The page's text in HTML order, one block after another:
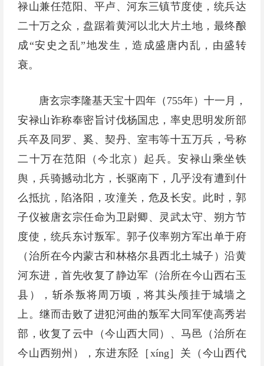
禄山兼任范阳、平卢、河东三镇节度使，统兵达
二十万之众，盘踞着黄河以北大片土地，最终酿
成“安史之乱”地发生，造成盛唐内乱，由盛转
衰。
唐玄宗李隆基天宝十四年（755年）十一月，
安禄山诈称奉密旨讨伐杨国忠，率史思明发所部
兵卒及同罗、奚、契丹、室韦等十五万兵，号称
二十万在范阳（今北京）起兵。安禄山乘坐铁
舆，兵骑撼动北方，长驱南下，几乎没有遭到什
么抵抗，陷洛阳，攻潼关，危及长安。此时，郭
子仪被唐玄宗任命为卫尉卿、灵武太守、朔方节
度使，统兵东讨叛军。郭子仪率朔方军出单于府
（治所在今内蒙古和林格尔县西北土城子）沿黄
河东进，首先收复了静边军（治所在今山西右玉
县），斩杀叛将周万顷，将其头颅挂于城墙之
上。继而击败了进犯河曲的叛军大同军使高秀岩
部，收复了云中（今山西大同）、马邑（治所在
今山西朔州），东进东陉［xíng］关（今山西代